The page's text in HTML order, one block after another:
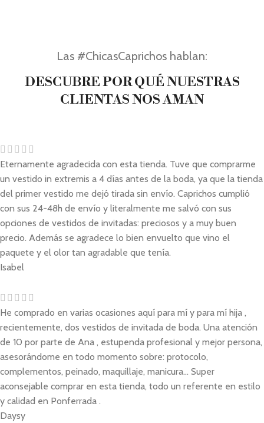
Las #ChicasCaprichos hablan:
DESCUBRE POR QUÉ NUESTRAS
CLIENTAS NOS AMAN
Eternamente agradecida con esta tienda. Tuve que comprarme
un vestido in extremis a 4 días antes de la boda, ya que la tienda
del primer vestido me dejó tirada sin envío. Caprichos cumplió
con sus 24-48h de envío y literalmente me salvó con sus
opciones de vestidos de invitadas: preciosos y a muy buen
precio. Además se agradece lo bien envuelto que vino el
paquete y el olor tan agradable que tenía.
Isabel
He comprado en varias ocasiones aquí para mí y para mí hija ,
recientemente, dos vestidos de invitada de boda. Una atención
de 10 por parte de Ana , estupenda profesional y mejor persona,
asesorándome en todo momento sobre: protocolo,
complementos, peinado, maquillaje, manicura... Super
aconsejable comprar en esta tienda, todo un referente en estilo
y calidad en Ponferrada .
Daysy